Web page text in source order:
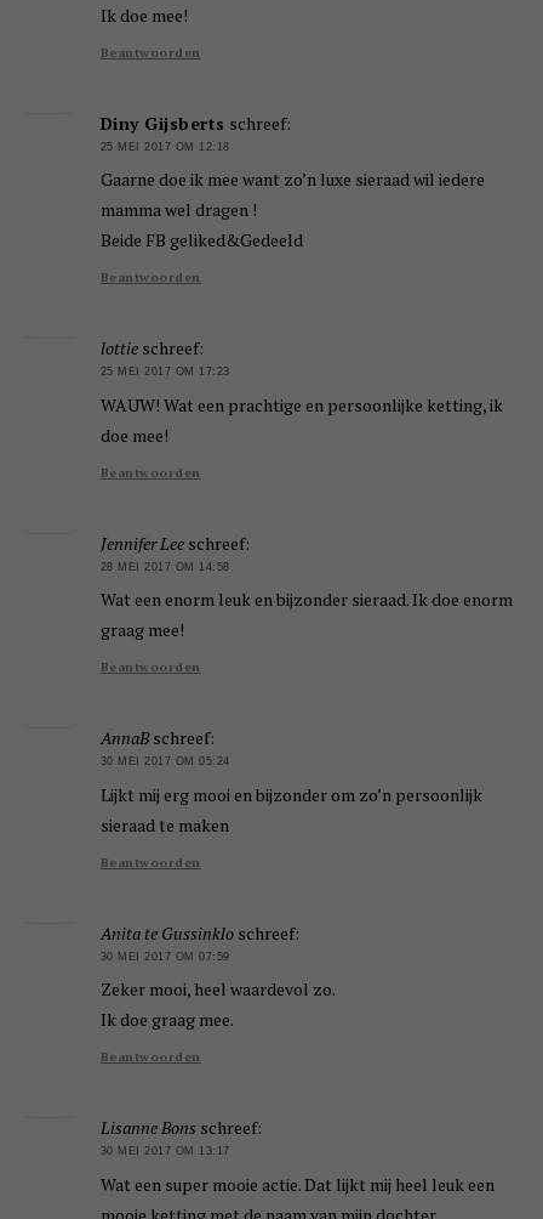
Ik doe mee!
Beantwoorden
Diny Gijsberts schreef:
25 MEI 2017 OM 12:18
Gaarne doe ik mee want zo’n luxe sieraad wil iedere
mamma wel dragen !
Beide FB geliked&Gedeeld
Beantwoorden
lottie schreef:
25 MEI 2017 OM 17:23
WAUW! Wat een prachtige en persoonlijke ketting, ik
doe mee!
Beantwoorden
Jennifer Lee schreef:
28 MEI 2017 OM 14:58
Wat een enorm leuk en bijzonder sieraad. Ik doe enorm
graag mee!
Beantwoorden
AnnaB schreef:
30 MEI 2017 OM 05:24
Lijkt mij erg mooi en bijzonder om zo’n persoonlijk
sieraad te maken
Beantwoorden
Anita te Gussinklo schreef:
30 MEI 2017 OM 07:59
Zeker mooi, heel waardevol zo.
Ik doe graag mee.
Beantwoorden
Lisanne Bons schreef:
30 MEI 2017 OM 13:17
Wat een super mooie actie. Dat lijkt mij heel leuk een
mooie ketting met de naam van mijn dochter.